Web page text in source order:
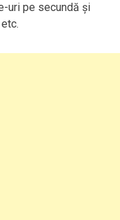
uri pe secundă şi